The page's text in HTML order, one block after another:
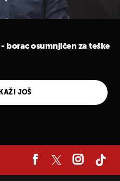
borac osumnjičen za teške
JOŠ
NOTIFIKACIJE